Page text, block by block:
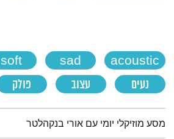
acoustic
sad
soft
נעים
עצוב פולק
תמצית הפודקאסט
מסע מוזיקלי יומי עם אורי בנקהלטר